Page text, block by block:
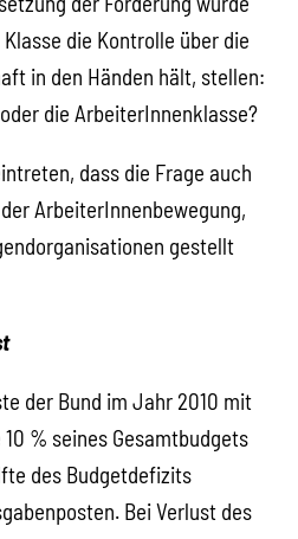
die Kontrolle über die
in den Händen hält, stellen:
die ArbeiterInnenklasse?
dass die Frage auch
ArbeiterInnenbewegung,
gestellt
der Bund im Jahr 2010 mit
% seines Gesamtbudgets
des Budgetdefizits
Bei Verlust des